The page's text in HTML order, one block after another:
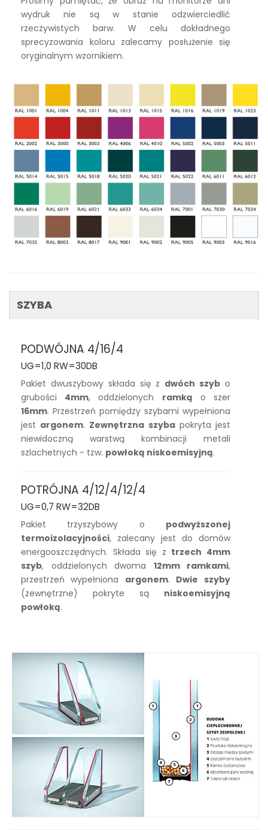
wydruk nie są w stanie odzwierciedlić
rzeczywistych barw. W celu dokładnego
sprecyzowania koloru zalecamy posłużenie się
oryginalnym wzornikiem.
SZYBA
PODWÓJNA 4/16/4
UG=1,0 RW=30DB
Pakiet dwuszybowy składa się z dwóch szyb o
grubości 4mm, oddzielonych ramką o szer
16mm. Przestrzeń pomiędzy szybami wypełniona
jest argonem. Zewnętrzna szybapokryta jest
niewidoczną warstwą kombinacji metali
szlachetnych - tzw. powłoką niskoemisyjną.
POTRÓJNA 4/12/4/12/4
UG=0,7 RW=32DB
Pakiet trzyszybowy o podwyższonej
termoizolacyjności, zalecany jest do domów
energooszczędnych. Składa się z trzech 4mm
szyb, oddzielonych dwoma 12mm ramkami,
przestrzeń wypełniona argonem. Dwie szyby
(zewnętrzne) pokryte są niskoemisyjną
powłoką.